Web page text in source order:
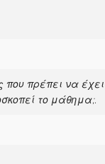
που πρέπει να
το μάθημα;.